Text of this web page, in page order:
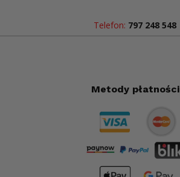
Telefon: 797 248 548
Metody płatności